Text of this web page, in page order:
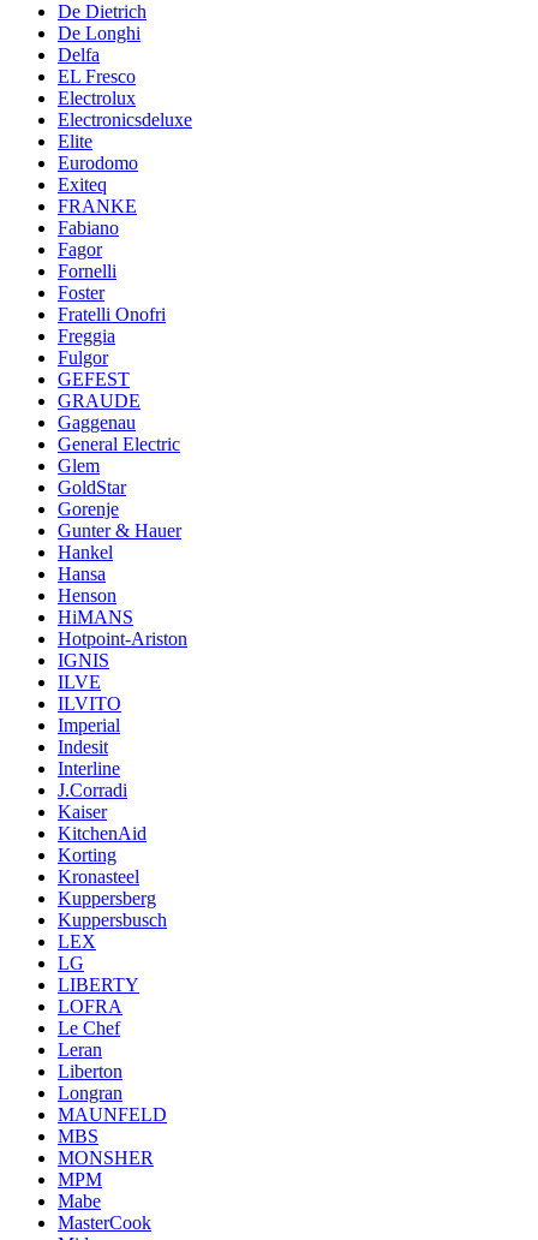
De Dietrich
De Longhi
Delfa
EL Fresco
Electrolux
Electronicsdeluxe
Elite
Eurodomo
Exiteq
FRANKE
Fabiano
Fagor
Fornelli
Foster
Fratelli Onofri
Freggia
Fulgor
GEFEST
GRAUDE
Gaggenau
General Electric
Glem
GoldStar
Gorenje
Gunter & Hauer
Hankel
Hansa
Henson
HiMANS
Hotpoint-Ariston
IGNIS
ILVE
ILVITO
Imperial
Indesit
Interline
J.Corradi
Kaiser
KitchenAid
Korting
Kronasteel
Kuppersberg
Kuppersbusch
LEX
LG
LIBERTY
LOFRA
Le Chef
Leran
Liberton
Longran
MAUNFELD
MBS
MONSHER
MPM
Mabe
MasterCook